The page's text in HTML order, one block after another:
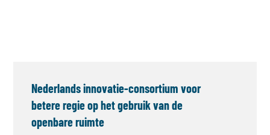
Nederlands innovatie-consortium voor
betere regie op het gebruik van de
openbare ruimte